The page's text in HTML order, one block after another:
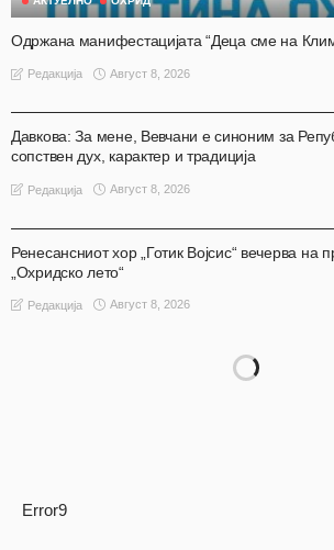
Одржана манифестацијата “Деца сме на
Редакција Август 8, 2026
Давкова: За мене, Вевчани е синоним за
сопствен дух, карактер и традиција
Редакција Август 8, 2026
Ренесансниот хор „Готик Војсис“ вечерва на
„Охридско лето“
Редакција Август 8, 2026
Error9